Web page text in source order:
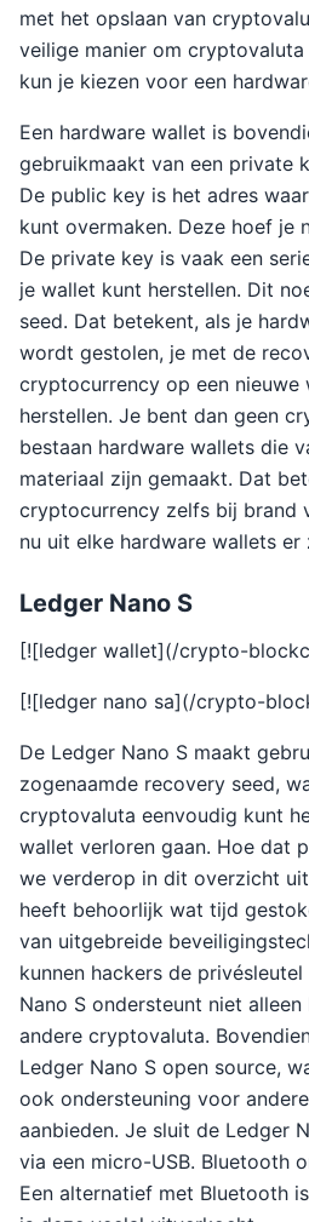
met het opslaan van
veilige manier om
kun je kiezen voor een
Een hardware wallet is
gebruikmaakt van een private
De public key is het adres
kunt overmaken. Deze hoef je
De private key is vaak een
je wallet kunt herstellen. Dit
seed. Dat betekent, als je
wordt gestolen, je met de
cryptocurrency op een nieuwe
herstellen. Je bent dan geen
bestaan hardware wallets die
materiaal zijn gemaakt. Dat
cryptocurrency zelfs bij brand
nu uit elke hardware wallets er
Ledger Nano S
[![ledger wallet](/crypto-
[![ledger nano sa](/crypto-
De Ledger Nano S maakt
zogenaamde recovery seed,
cryptovaluta eenvoudig kunt
wallet verloren gaan. Hoe dat
we verderop in dit overzicht
heeft behoorlijk wat tijd
van uitgebreide
kunnen hackers de
Nano S ondersteunt niet
andere cryptovaluta.
Ledger Nano S open source,
ook ondersteuning voor
aanbieden. Je sluit de Ledger
via een micro-USB. Bluetooth
Een alternatief met Bluetooth